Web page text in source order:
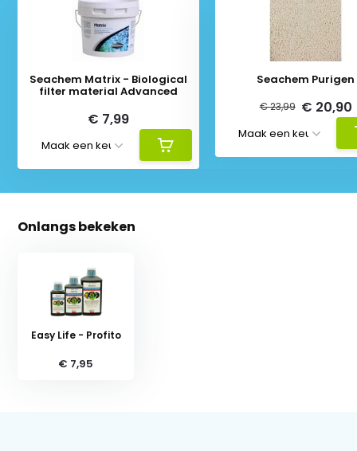
Seachem Matrix - Biological
filter material Advanced
€ 7,99
Seachem Purigen
€ 23,99 € 20,90
Onlangs bekeken
Easy Life - Profito
€ 7,95